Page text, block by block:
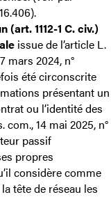
).
1112-1 C. civ.)
issue de l’article L.
mars 2024, n°
été circonscrite
présentant un
ou l’identité des
com., 14 mai 2025, n°
passif
propres
considère comme
tête de réseau les